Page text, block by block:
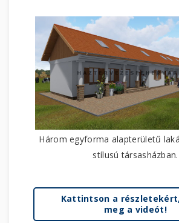
Három egyforma alapterületű
stílusú társasházban.
Kattintson a
meg a videót!